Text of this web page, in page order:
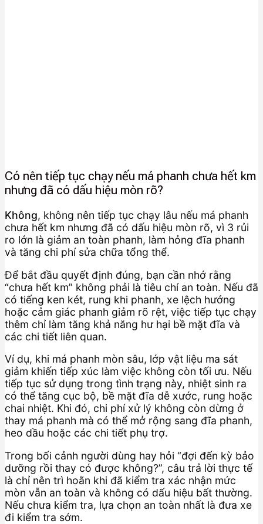
Có nên tiếp tục chạy nếu má phanh chưa hết km
nhưng đã có dấu hiệu mòn rõ?
Không, không nên tiếp tục chạy lâu nếu má phanh
chưa hết km nhưng đã có dấu hiệu mòn rõ, vì 3 rủi
ro lớn là giảm an toàn phanh, làm hỏng đĩa phanh
và tăng chi phí sửa chữa tổng thể.
Để bắt đầu quyết định đúng, bạn cần nhớ rằng
“chưa hết km” không phải là tiêu chí an toàn. Nếu đã
có tiếng ken két, rung khi phanh, xe lệch hướng
hoặc cảm giác phanh giảm rõ rệt, việc tiếp tục chạy
thêm chỉ làm tăng khả năng hư hại bề mặt đĩa và
các chi tiết liên quan.
Ví dụ, khi má phanh mòn sâu, lớp vật liệu ma sát
giảm khiến tiếp xúc làm việc không còn tối ưu. Nếu
tiếp tục sử dụng trong tình trạng này, nhiệt sinh ra
có thể tăng cục bộ, bề mặt đĩa dễ xước, rung hoặc
chai nhiệt. Khi đó, chi phí xử lý không còn dừng ở
thay má phanh mà có thể mở rộng sang đĩa phanh,
heo dầu hoặc các chi tiết phụ trợ.
Trong bối cảnh người dùng hay hỏi “đợi đến kỳ bảo
dưỡng rồi thay có được không?”, câu trả lời thực tế
là chỉ nên trì hoãn khi đã kiểm tra xác nhận mức
mòn vẫn an toàn và không có dấu hiệu bất thường.
Nếu chưa kiểm tra, lựa chọn an toàn nhất là đưa xe
đi kiểm tra sớm.